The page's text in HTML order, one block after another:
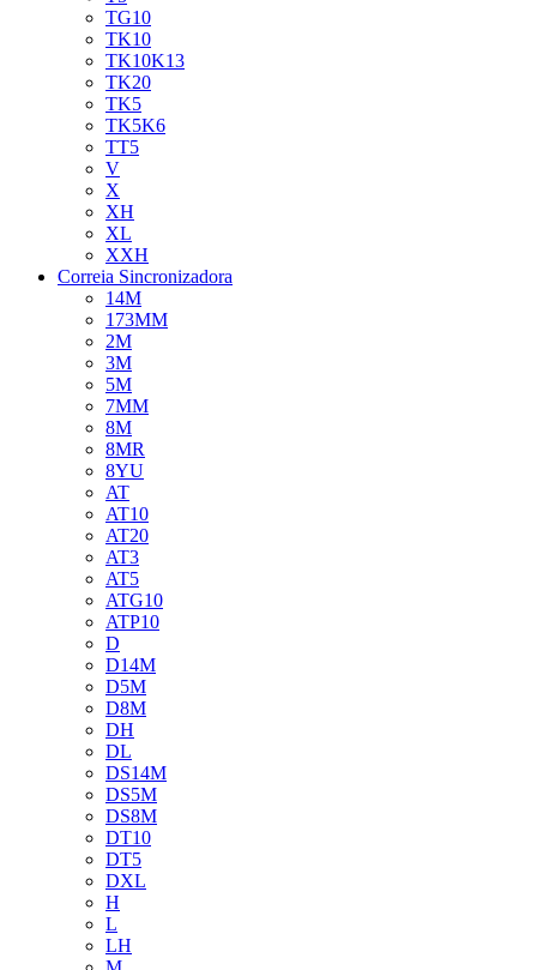
TG10
TK10
TK10K13
TK20
TK5
TK5K6
TT5
V
X
XH
XL
XXH
Correia Sincronizadora
14M
173MM
2M
3M
5M
7MM
8M
8MR
8YU
AT
AT10
AT20
AT3
AT5
ATG10
ATP10
D
D14M
D5M
D8M
DH
DL
DS14M
DS5M
DS8M
DT10
DT5
DXL
H
L
LH